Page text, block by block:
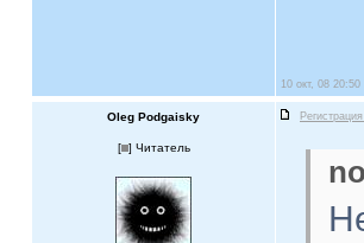
10 окт, 08 20:50
Oleg Podgaisky
[ ] Читатель